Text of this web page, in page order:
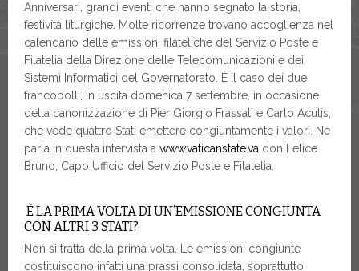
Anniversari, grandi eventi che hanno segnato la storia,
festività liturgiche. Molte ricorrenze trovano accoglienza nel
calendario delle emissioni filateliche del Servizio Poste e
Filatelia della Direzione delle Telecomunicazioni e dei
Sistemi Informatici del Governatorato. È il caso dei due
francobolli, in uscita domenica 7 settembre, in occasione
della canonizzazione di Pier Giorgio Frassati e Carlo Acutis,
che vede quattro Stati emettere congiuntamente i valori. Ne
parla in questa intervista a www.vaticanstate.va don Felice
Bruno, Capo Ufficio del Servizio Poste e Filatelia.
È LA PRIMA VOLTA DI UN’EMISSIONE CONGIUNTA
CON ALTRI 3 STATI?
Non si tratta della prima volta. Le emissioni congiunte
costituiscono infatti una prassi consolidata, soprattutto